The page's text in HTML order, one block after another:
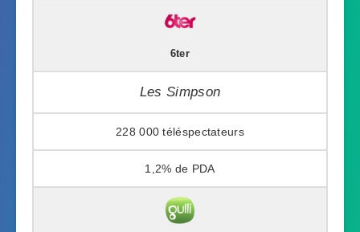
6ter
Les Simpson
228 000
1,2%